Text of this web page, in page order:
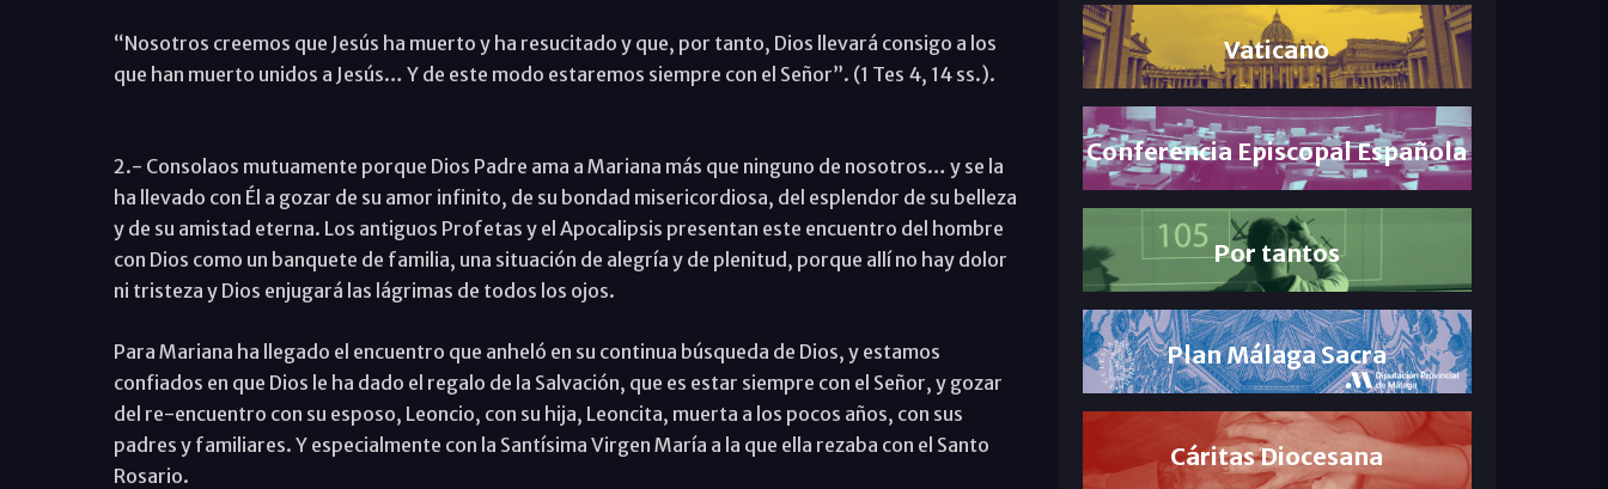
“Nosotros creemos que Jesús ha muerto y ha resucitado y que, por tanto, Dios llevará consigo a los
que han muerto unidos a Jesús… Y de este modo estaremos siempre con el Señor”. (1 Tes 4, 14 ss.).
2.- Consolaos mutuamente porque Dios Padre ama a Mariana más que ninguno de nosotros… y se la
ha llevado con Él a gozar de su amor infinito, de su bondad misericordiosa, del esplendor de su belleza
y de su amistad eterna. Los antiguos Profetas y el Apocalipsis presentan este encuentro del hombre
con Dios como un banquete de familia, una situación de alegría y de plenitud, porque allí no hay dolor
ni tristeza y Dios enjugará las lágrimas de todos los ojos.
Para Mariana ha llegado el encuentro que anheló en su continua búsqueda de Dios, y estamos
confiados en que Dios le ha dado el regalo de la Salvación, que es estar siempre con el Señor, y gozar
del re-encuentro con su esposo, Leoncio, con su hija, Leoncita, muerta a los pocos años, con sus
padres y familiares. Y especialmente con la Santísima Virgen María a la que ella rezaba con el Santo
Rosario.
Vaticano
Conferencia Episcopal Española
Por tantos
Plan Málaga Sacra
Cáritas Diocesana